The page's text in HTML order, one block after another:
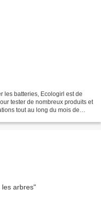
les batteries, Ecologirl est de
tester de nombreux produits et
tout au long du mois de